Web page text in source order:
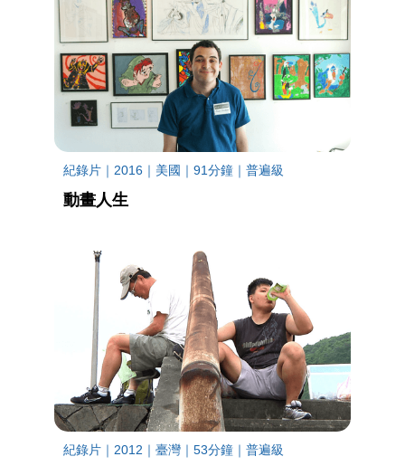
紀錄片｜2016｜美國｜91分鐘｜普遍級
動畫人生
紀錄片｜2012｜臺灣｜53分鐘｜普遍級